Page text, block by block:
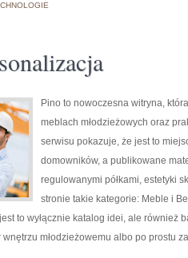
Pino to nowoczesna witryna,
meblach młodzieżowych oraz
serwisu pokazuje, że jest to
domowników, a publikowane
regulowanymi półkami, estetyki
stronie takie kategorie: Meble i
to wyłącznie katalog idei, ale również
młodzieżowemu albo po prostu